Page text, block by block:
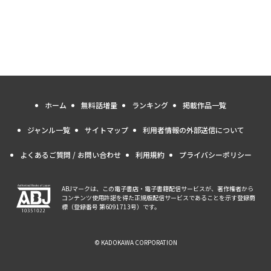
ホーム 無料話増量 ランキング 掲載作品一覧
ジャンル一覧 サイトマップ 利用者情報の外部送信について
よくあるご質問 / お問い合わせ 利用規約 プライバシーポリシー
ABJマークは、この電子書店・電子書籍配信サービスが、著作権者から
コンテンツ使用許諾を得た正規版配信サービスであることを示す登録商
標（登録番号 第6091713号）です。
© KADOKAWA CORPORATION